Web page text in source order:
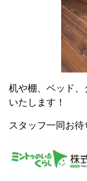
机や棚、ベッド、
いたします！
スタッフ一同お